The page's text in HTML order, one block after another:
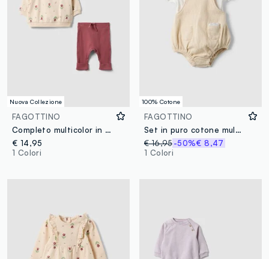
Nuova Collezione
FAGOTTINO
Completo multicolor in puro cotone organico con stampa tulipani per neonata
€ 14,95
1 Colori
100% Cotone
FAGOTTINO
Set in puro cotone multicolor da neonato con volant
€ 16,95 -50%€ 8,47
1 Colori